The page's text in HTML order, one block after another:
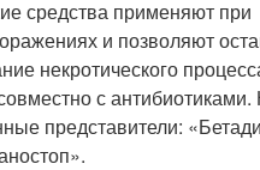
средства применяют при
и позволяют
некротического
с
представители: